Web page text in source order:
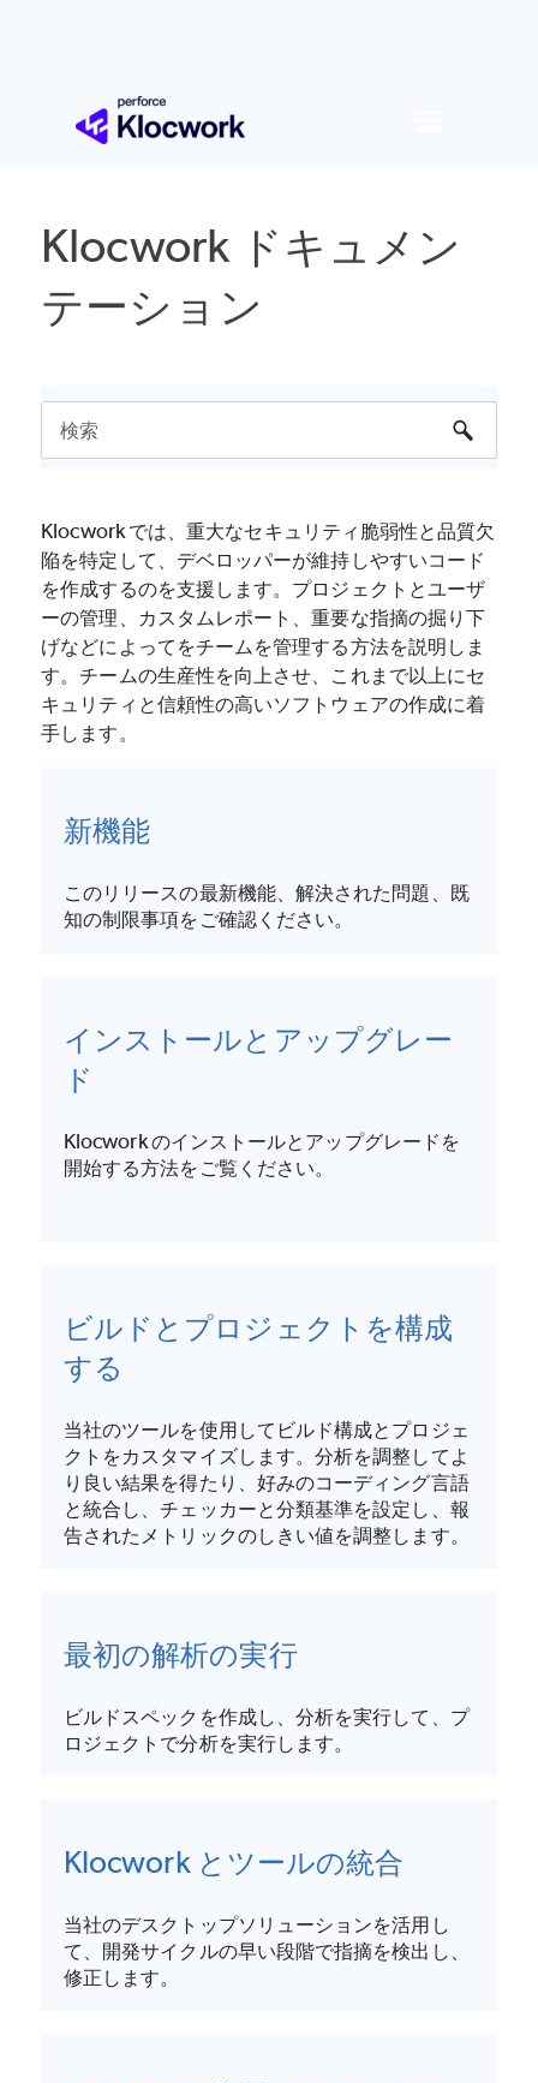
メイン コンテンツにスキップ
Klocworkドキュメン
テーション
Klocworkでは、重大なセキュリティ脆弱性と品質欠
陥を特定して、デベロッパーが維持しやすいコード
を作成するのを支援します。プロジェクトとユーザ
ーの管理、カスタムレポート、重要な指摘の掘り下
げなどによってをチームを管理する方法を説明しま
す。チームの生産性を向上させ、これまで以上にセ
キュリティと信頼性の高いソフトウェアの作成に着
手します。
新機能
このリリースの最新機能、解決された問題、既
知の制限事項をご確認ください。
インストールとアップグレー
ド
Klocwork のインストールとアップグレードを
開始する方法をご覧ください。
ビルドとプロジェクトを構成
する
当社のツールを使用してビルド構成とプロジェ
クトをカスタマイズします。分析を調整してよ
り良い結果を得たり、好みのコーディング言語
と統合し、チェッカーと分類基準を設定し、報
告されたメトリックのしきい値を調整します。
最初の解析の実行
ビルドスペックを作成し、分析を実行して、プ
ロジェクトで分析を実行します。
Klocwork とツールの統合
当社のデスクトップソリューションを活用し
て、開発サイクルの早い段階で指摘を検出し、
修正します。